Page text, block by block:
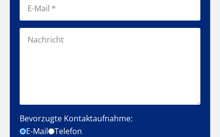
Bevorzugte Kontaktaufnahme:
E-Mail
Telefon